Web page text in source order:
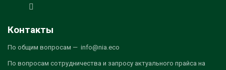
Контакты
По общим вопросам — info@nia.eco
По вопросам сотрудничества и запросу актуального прайса на